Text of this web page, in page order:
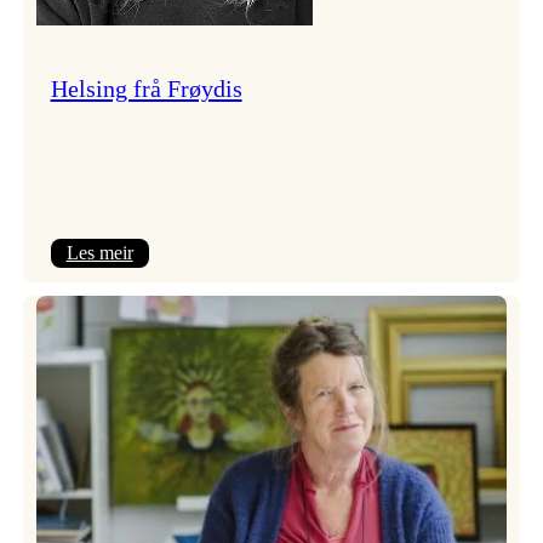
Helsing frå Frøydis
Les meir:
frå
Frøydis